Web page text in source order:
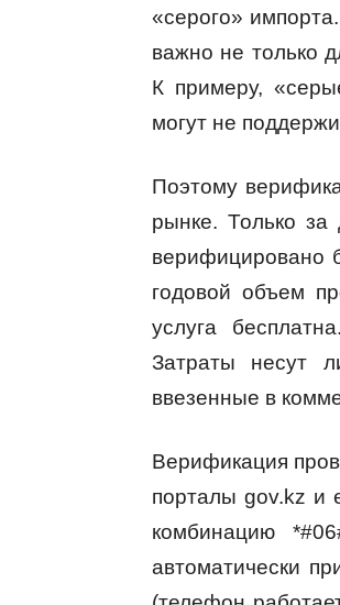
«серого»
важно не только
К примеру,
могут не
Поэтому
рынке. Только
верифицировано
годовой объем
услуга
Затраты несут
ввезенные в
Верификация
порталы gov.kz и
комбинацию
автоматически